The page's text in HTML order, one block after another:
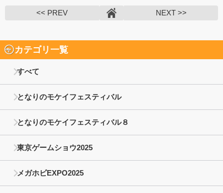
<< PREV NEXT >>
カテゴリ一覧
すべて
となりのモケイフェスティバル
となりのモケイフェスティバル８
東京ゲームショウ2025
メガホビEXPO2025